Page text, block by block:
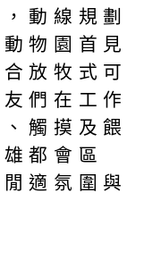
動線規劃
物園首見
放牧式可
們在工作
觸摸及餵
都會區
適氛圍與